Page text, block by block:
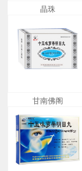
晶珠
甘南佛阁